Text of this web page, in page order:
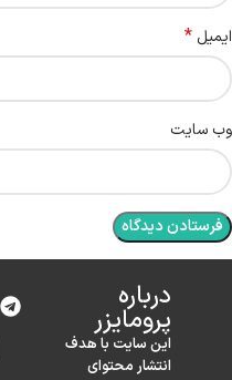
ایمیل *
وب‌ سایت
درباره‌
پرومایزر
این سایت با هدف
انتشار محتوای